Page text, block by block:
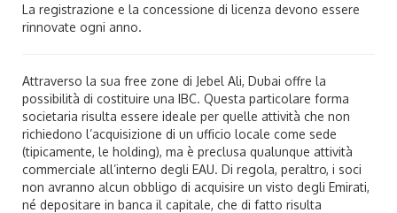
La registrazione e la concessione di licenza devono essere
rinnovate ogni anno.
Attraverso la sua free zone di Jebel Ali, Dubai offre la
possibilità di costituire una IBC. Questa particolare forma
societaria risulta essere ideale per quelle attività che non
richiedono l’acquisizione di un ufficio locale come sede
(tipicamente, le holding), ma è preclusa qualunque attività
commerciale all’interno degli EAU. Di regola, peraltro, i soci
non avranno alcun obbligo di acquisire un visto degli Emirati,
né depositare in banca il capitale, che di fatto risulta